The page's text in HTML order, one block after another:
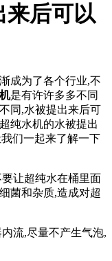
来后可以
成为了各个行业,不
是有许许多多不同
同,水被提出来后可
纯水机的水被提出
们一起来了解一下
让超纯水在桶里面
菌和杂质,造成对超
流,尽量不产生气泡,